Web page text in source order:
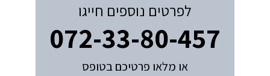
לפרטים נוספים חייגו
072-33-80-457
או מלאו פרטיכם בטופס